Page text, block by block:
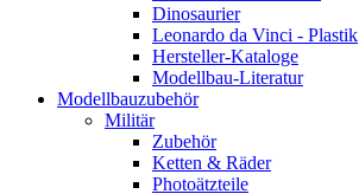
Dinosaurier
Leonardo da Vinci - Plastik
Hersteller-Kataloge
Modellbau-Literatur
Modellbauzubehör
Militär
Zubehör
Ketten & Räder
Photoätzteile